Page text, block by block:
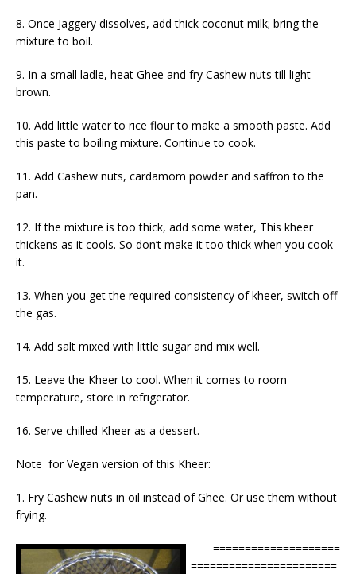
8. Once Jaggery dissolves, add thick coconut milk; bring the
mixture to boil.
9. In a small ladle, heat Ghee and fry Cashew nuts till light
brown.
10. Add little water to rice flour to make a smooth paste. Add
this paste to boiling mixture. Continue to cook.
11. Add Cashew nuts, cardamom powder and saffron to the
pan.
12. If the mixture is too thick, add some water, This kheer
thickens as it cools. So don’t make it too thick when you cook
it.
13. When you get the required consistency of kheer, switch off
the gas.
14. Add salt mixed with little sugar and mix well.
15. Leave the Kheer to cool. When it comes to room
temperature, store in refrigerator.
16. Serve chilled Kheer as a dessert.
Note for Vegan version of this Kheer:
1. Fry Cashew nuts in oil instead of Ghee. Or use them without
frying.
====================
=======================